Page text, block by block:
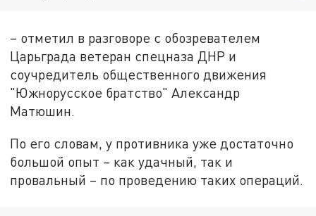
– отметил в разговоре с обозревателем
Царьграда ветеран спецназа ДНР и
соучредитель общественного движения
"Южнорусское братство" Александр
Матюшин.
По его словам, у противника уже достаточно
большой опыт – как удачный, так и
провальный – по проведению таких операций.